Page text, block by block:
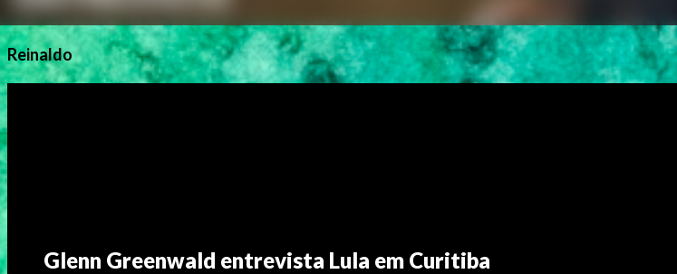
Reinaldo
Glenn Greenwald entrevista Lula em Curitiba